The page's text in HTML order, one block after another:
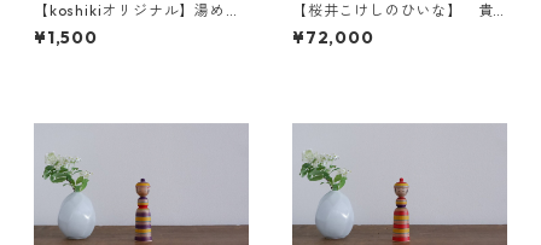
【koshikiオリジナル】湯めぐ
りタオル
¥1,500
【桜井こけしのひいな】 貴
心松華〈座雛〉松竹梅模様
¥72,000